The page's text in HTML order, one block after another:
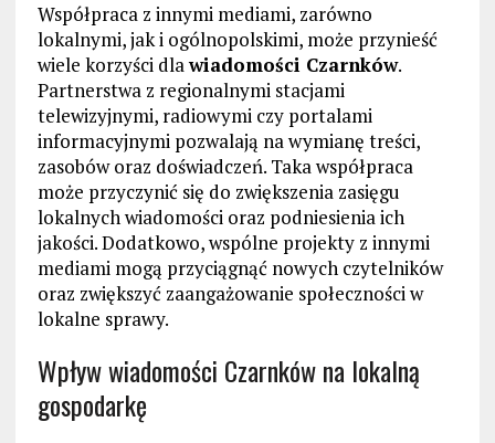
Współpraca z innymi mediami, zarówno
lokalnymi, jak i ogólnopolskimi, może przynieść
wiele korzyści dlawiadomości Czarnków.
Partnerstwa z regionalnymi stacjami
telewizyjnymi, radiowymi czy portalami
informacyjnymi pozwalają na wymianę treści,
zasobów oraz doświadczeń. Taka współpraca
może przyczynić się do zwiększenia zasięgu
lokalnych wiadomości oraz podniesienia ich
jakości. Dodatkowo, wspólne projekty z innymi
mediami mogą przyciągnąć nowych czytelników
oraz zwiększyć zaangażowanie społeczności w
lokalne sprawy.
Wpływ wiadomości Czarnków na lokalną
gospodarkę